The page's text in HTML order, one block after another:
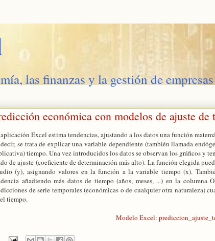
las finanzas y la gestión de empresas
económica con modelos de ajuste de
Excel estima tendencias, ajustando a los datos una función
se trata de explicar una variable dependiente (también llamada
tiempo. Una vez introducidos los datos se observan los gráficos y
de ajuste (coeficiente de determinación más alto). La función elegida
(y), asignando valores en la función a la variable tiempo (x).
añadiendo más datos de tiempo (años, meses, ...) en la columna
de serie temporales (económicas o de cualquier otra naturaleza)
tiempo.
Modelo Excel: